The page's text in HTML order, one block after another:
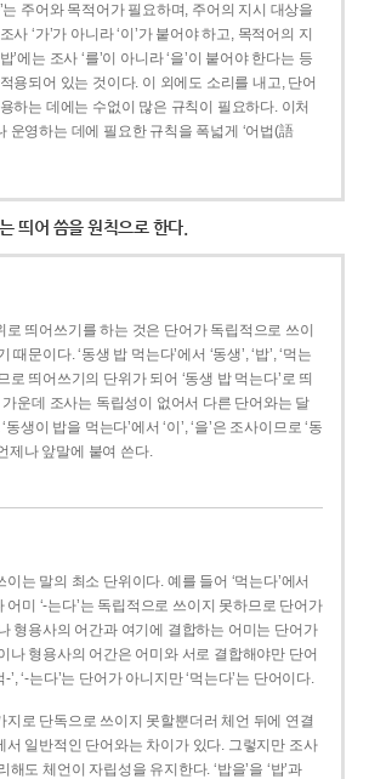
는 주어와 목적어가 필요하며, 주어의 지시 대상을
사 ‘가’가 아니라 ‘이’가 붙어야 하고, 목적어의 지
’에는 조사 ‘를’이 아니라 ‘을’이 붙어야 한다는 등
용되어 있는 것이다. 이 외에도 소리를 내고, 단어
하는 데에는 수없이 많은 규칙이 필요하다. 이처
운영하는 데에 필요한 규칙을 폭넓게 ‘어법(語
띄어 씀을 원칙으로 한다.
로 띄어쓰기를 하는 것은 단어가 독립적으로 쓰이
문이다. ‘동생 밥 먹는다’에서 ‘동생’, ‘밥’, ‘먹는
로 띄어쓰기의 단위가 되어 ‘동생 밥 먹는다’로 띄
운데 조사는 독립성이 없어서 다른 단어와는 달
생이 밥을 먹는다’에서 ‘이’, ‘을’은 조사이므로 ‘동
제나 앞말에 붙여 쓴다.
는 말의 최소 단위이다. 예를 들어 ‘먹는다’에서
어미 ‘­-는다’는 독립적으로 쓰이지 못하므로 단어가
형용사의 어간과 여기에 결합하는 어미는 단어가
나 형용사의 어간은 어미와 서로 결합해야만 단어
’, ‘-는다’는 단어가 아니지만 ‘먹는다’는 단어이다.
지로 단독으로 쓰이지 못할뿐더러 체언 뒤에 연결
서 일반적인 단어와는 차이가 있다. 그렇지만 조사
해도 체언이 자립성을 유지한다. ‘밥을’을 ‘밥’과